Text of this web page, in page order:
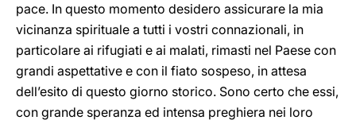
pace. In questo momento desidero assicurare la mia
vicinanza spirituale a tutti i vostri connazionali, in
particolare ai rifugiati e ai malati, rimasti nel Paese con
grandi aspettative e con il fiato sospeso, in attesa
dell’esito di questo giorno storico. Sono certo che essi,
con grande speranza ed intensa preghiera nei loro